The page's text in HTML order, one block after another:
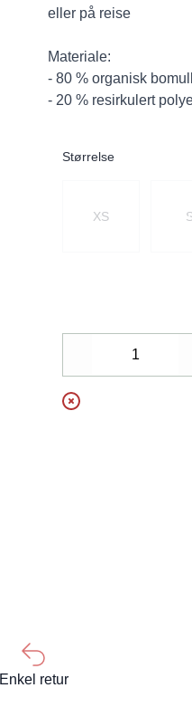
eller på reise
Materiale:
- 80 % organisk bomull
- 20 % resirkulert
Størrelse
XS
Decrease
Enkel retur